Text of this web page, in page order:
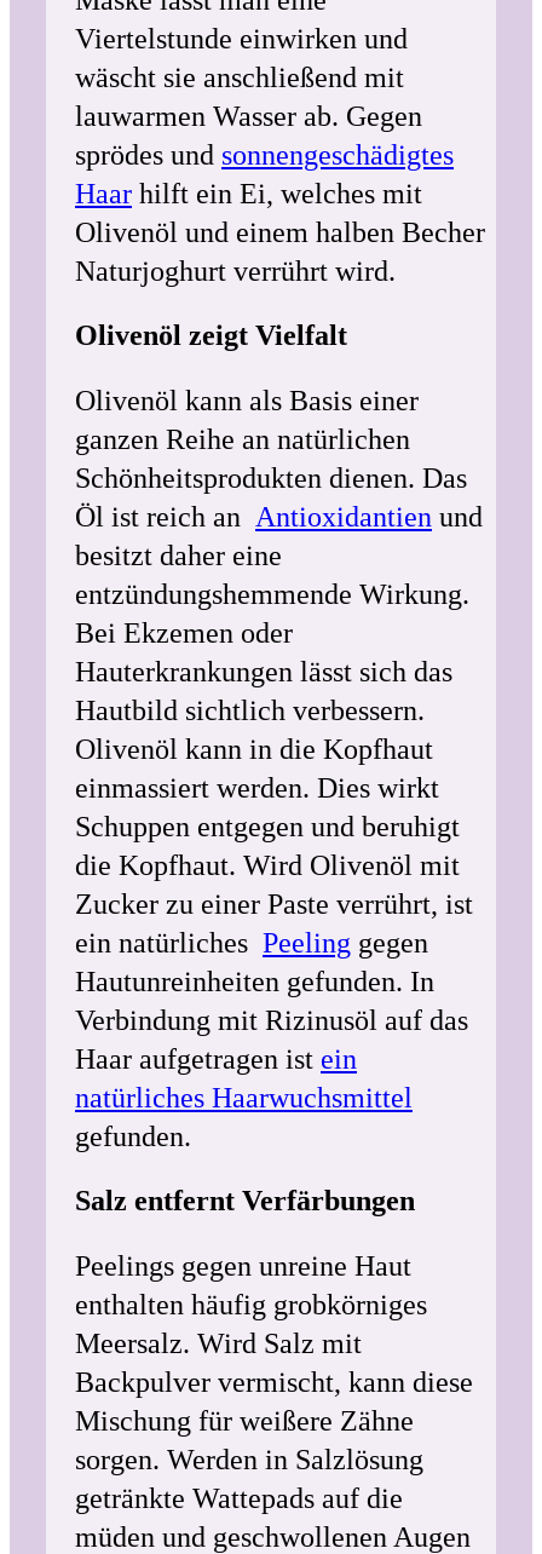
Viertelstunde einwirken und
wäscht sie anschließend mit
lauwarmen Wasser ab. Gegen
sprödes und sonnengeschädigtes
Haar hilft ein Ei, welches mit
Olivenöl und einem halben Becher
Naturjoghurt verrührt wird.
Olivenöl zeigt Vielfalt
Olivenöl kann als Basis einer
ganzen Reihe an natürlichen
Schönheitsprodukten dienen. Das
Öl ist reich an Antioxidantien und
besitzt daher eine
entzündungshemmende Wirkung.
Bei Ekzemen oder
Hauterkrankungen lässt sich das
Hautbild sichtlich verbessern.
Olivenöl kann in die Kopfhaut
einmassiert werden. Dies wirkt
Schuppen entgegen und beruhigt
die Kopfhaut. Wird Olivenöl mit
Zucker zu einer Paste verrührt, ist
ein natürliches Peeling gegen
Hautunreinheiten gefunden. In
Verbindung mit Rizinusöl auf das
Haar aufgetragen ist ein
natürliches Haarwuchsmittel
gefunden.
Salz entfernt Verfärbungen
Peelings gegen unreine Haut
enthalten häufig grobkörniges
Meersalz. Wird Salz mit
Backpulver vermischt, kann diese
Mischung für weißere Zähne
sorgen. Werden in Salzlösung
getränkte Wattepads auf die
müden und geschwollenen Augen